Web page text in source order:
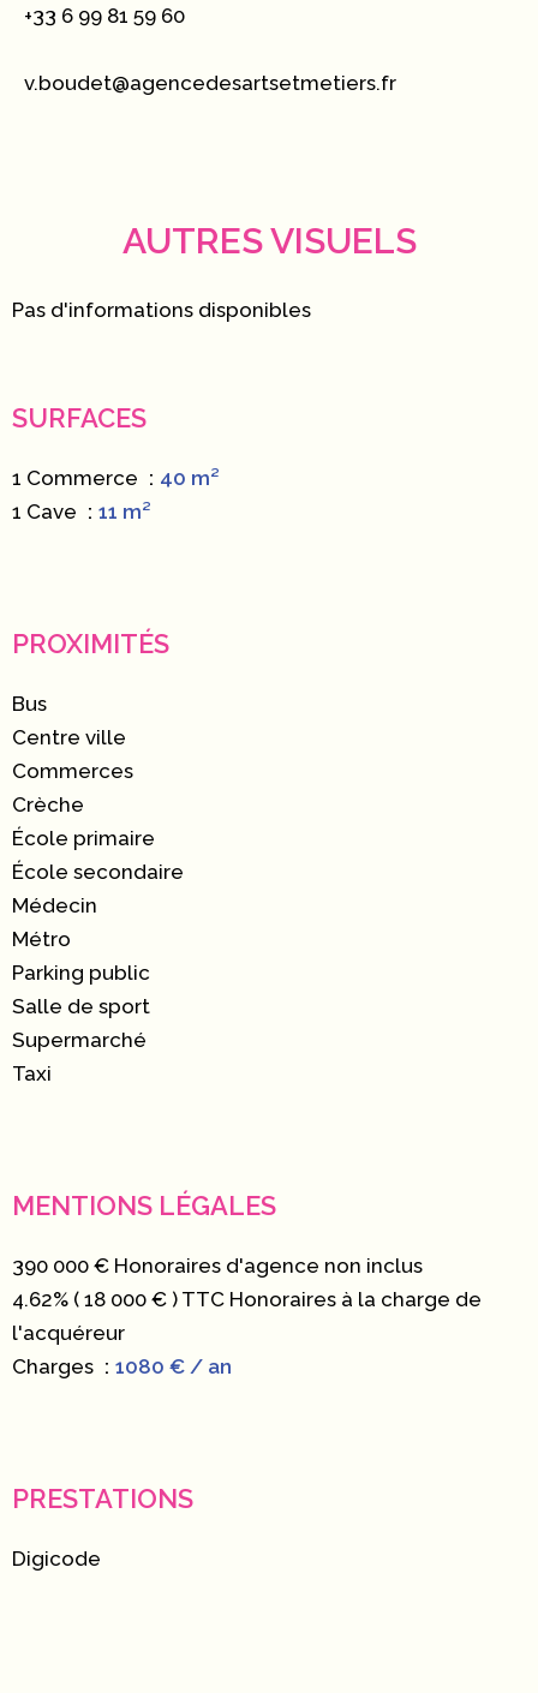
+33 6 99 81 59 60
v.boudet@agencedesartsetmetiers.fr
AUTRES VISUELS
Pas d'informations disponibles
SURFACES
1 Commerce
40 m²
1 Cave
11 m²
PROXIMITÉS
Bus
Centre ville
Commerces
Crèche
École primaire
École secondaire
Médecin
Métro
Parking public
Salle de sport
Supermarché
Taxi
MENTIONS LÉGALES
390 000 € Honoraires d'agence non inclus
4.62% ( 18 000 € ) TTC Honoraires à la charge de
l'acquéreur
Charges
1080 € / an
PRESTATIONS
Digicode